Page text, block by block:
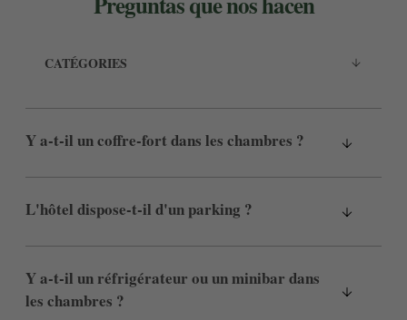
CATÉGORIES
Y a-t-il un coffre-fort dans les chambres ?
L'hôtel dispose-t-il d'un parking ?
Y a-t-il un réfrigérateur ou un minibar dans
les chambres ?